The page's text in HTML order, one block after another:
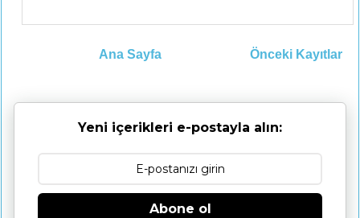
Önceki Kayıtlar
Ana Sayfa
Yeni içerikleri e-postayla alın:
Abone ol